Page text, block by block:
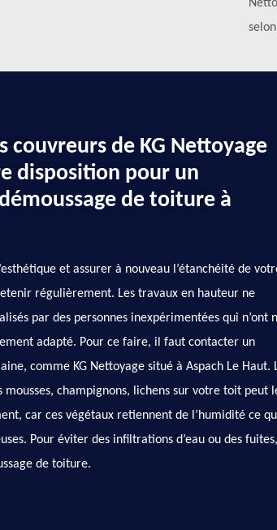
couvreurs de KG Nettoyage
disposition pour un
de toiture à
et assurer à nouveau l’étanchéité de
régulièrement. Les travaux en hauteur ne
par des personnes inexpérimentées qui n’ont
adapté. Pour ce faire, il faut contacter un
comme KG Nettoyage situé à Aspach Le Haut.
mousses, champignons, lichens sur votre toit peut
car ces végétaux retiennent de l’humidité ce
Pour éviter des infiltrations d’eau ou des fuites,
de toiture.